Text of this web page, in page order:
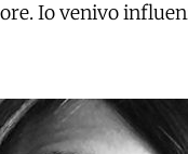
Io venivo